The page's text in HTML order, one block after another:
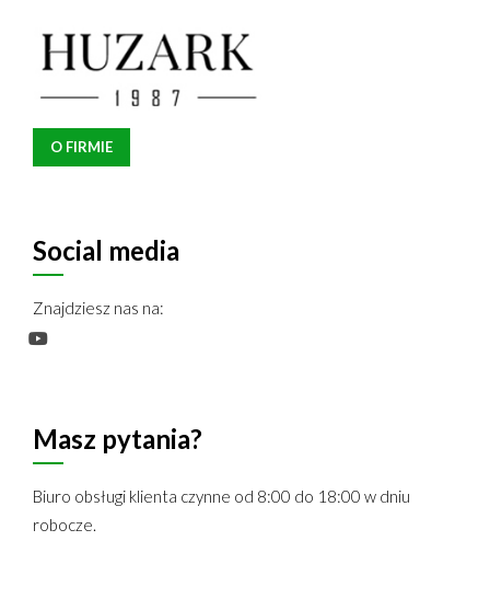
O FIRMIE
Social media
Znajdziesz nas na:
Masz pytania?
Biuro obsługi klienta czynne od 8:00 do 18:00 w dniu
robocze.